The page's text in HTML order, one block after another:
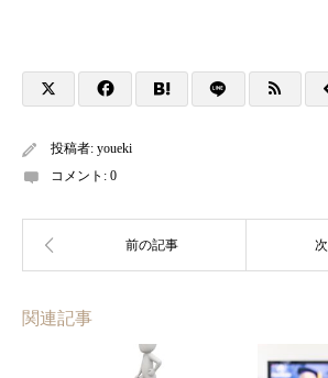
投稿者: youeki
コメント: 0
関連記事